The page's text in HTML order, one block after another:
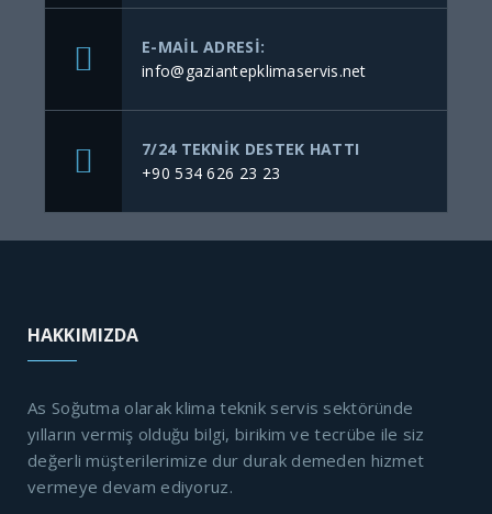
E-MAIL ADRESI:
info@gaziantepklimaservis.net
7/24 TEKNIK DESTEK HATTI
+90 534 626 23 23
HAKKIMIZDA
As Soğutma olarak klima teknik servis sektöründe
yılların vermiş olduğu bilgi, birikim ve tecrübe ile siz
değerli müşterilerimize dur durak demeden hizmet
vermeye devam ediyoruz.